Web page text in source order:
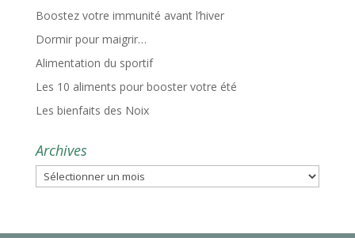
Boostez votre immunité avant l’hiver
Dormir pour maigrir…
Alimentation du sportif
Les 10 aliments pour booster votre été
Les bienfaits des Noix
Archives
Archives